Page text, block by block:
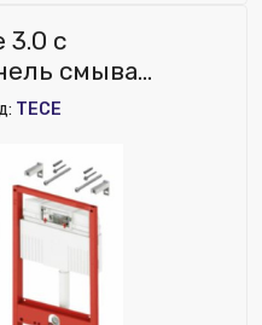
веб-витрине mag1c:
3.0 c
смыва
(латунный
TECE